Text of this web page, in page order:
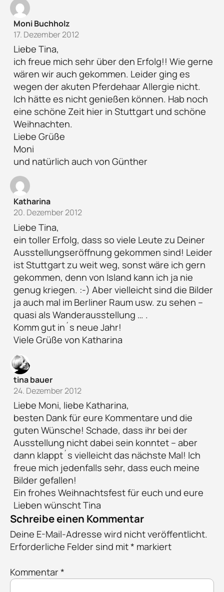
Moni Buchholz
17. Dezember 2012
Liebe Tina,
ich freue mich sehr über den Erfolg!! Wie gerne
wären wir auch gekommen. Leider ging es
wegen der akuten Pferdehaar Allergie nicht.
Ich hätte es nicht genießen können. Hab noch
eine schöne Zeit hier in Stuttgart und schöne
Weihnachten.
Liebe Grüße
Moni
und natürlich auch von Günther
Katharina
20. Dezember 2012
Liebe Tina,
ein toller Erfolg, dass so viele Leute zu Deiner
Ausstellungseröffnung gekommen sind! Leider
ist Stuttgart zu weit weg, sonst wäre ich gern
gekommen, denn von Island kann ich ja nie
genug kriegen. :-) Aber vielleicht sind die Bilder
ja auch mal im Berliner Raum usw. zu sehen –
quasi als Wanderausstellung … .
Komm gut in´s neue Jahr!
Viele Grüße von Katharina
tina bauer
24. Dezember 2012
Liebe Moni, liebe Katharina,
besten Dank für eure Kommentare und die
guten Wünsche! Schade, dass ihr bei der
Ausstellung nicht dabei sein konntet – aber
dann klappt´s vielleicht das nächste Mal! Ich
freue mich jedenfalls sehr, dass euch meine
Bilder gefallen!
Ein frohes Weihnachtsfest für euch und eure
Lieben wünscht Tina
Schreibe einen Kommentar
Deine E-Mail-Adresse wird nicht veröffentlicht.
Erforderliche Felder sind mit* markiert
Kommentar *